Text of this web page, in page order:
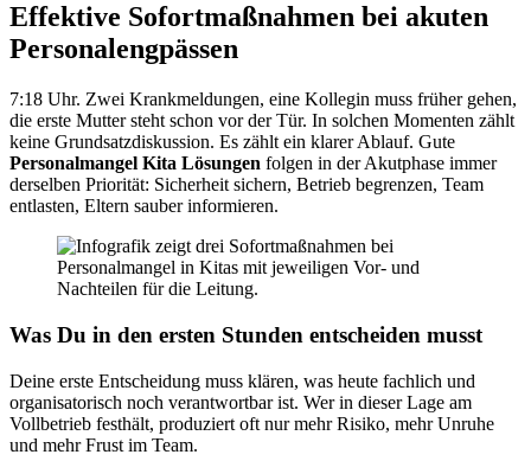
Effektive Sofortmaßnahmen bei akuten
Personalengpässen
7:18 Uhr. Zwei Krankmeldungen, eine Kollegin muss früher gehen,
die erste Mutter steht schon vor der Tür. In solchen Momenten zählt
keine Grundsatzdiskussion. Es zählt ein klarer Ablauf. Gute
Personalmangel Kita Lösungen folgen in der Akutphase immer
derselben Priorität: Sicherheit sichern, Betrieb begrenzen, Team
entlasten, Eltern sauber informieren.
Was Du in den ersten Stunden entscheiden musst
Deine erste Entscheidung muss klären, was heute fachlich und
organisatorisch noch verantwortbar ist. Wer in dieser Lage am
Vollbetrieb festhält, produziert oft nur mehr Risiko, mehr Unruhe
und mehr Frust im Team.